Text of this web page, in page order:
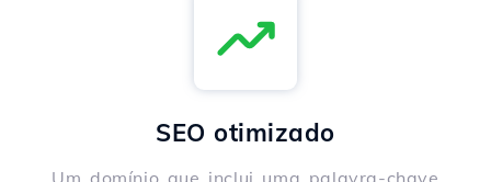
SEO otimizado